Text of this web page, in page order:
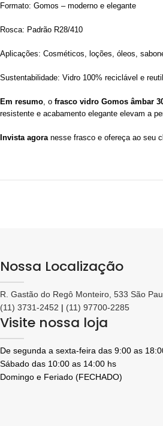
Formato: Gomos – moderno e elegante
Rosca: Padrão R28/410
Aplicações: Cosméticos, loções, óleos,
Sustentabilidade: Vidro 100% reciclável e
Em resumo , o frasco vidro Gomos âmbar
resistente e acabamento elegante elevam a
Invista agora nesse frasco e ofereça ao seu
Nossa Localização
R. Gastão do Regô Monteiro, 533 São
(11) 3731-2452 | (11) 97700-2285
Visite nossa loja
De segunda a sexta-feira das 9:00 as
Sábado das 10:00 as 14:00 hs
Domingo e Feriado (FECHADO)